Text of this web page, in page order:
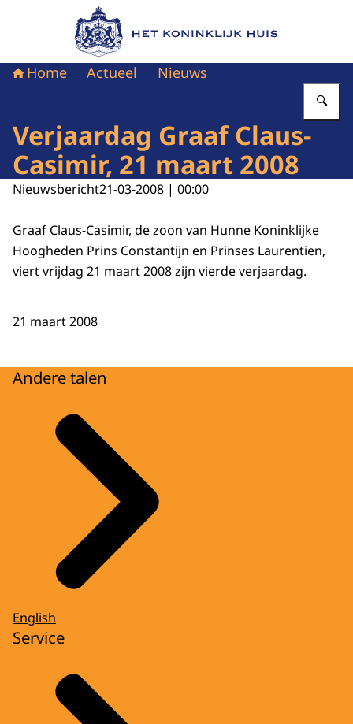
Naar de homepage van Het Koninklijk Huis
Home Actueel Nieuws
Verjaardag Graaf Claus-
Casimir, 21 maart 2008
Nieuwsbericht21-03-2008 | 00:00
Graaf Claus-Casimir, de zoon van Hunne Koninklijke
Hoogheden Prins Constantijn en Prinses Laurentien,
viert vrijdag 21 maart 2008 zijn vierde verjaardag.
21 maart 2008
Andere talen
English
Service